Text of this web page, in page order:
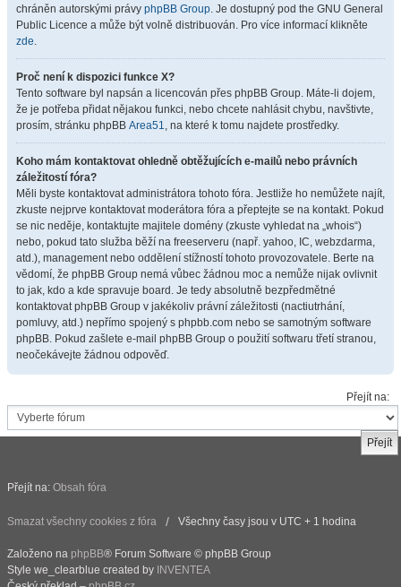
chráněn autorskými právy phpBB Group. Je dostupný pod the GNU General
Public Licence a může být volně distribuován. Pro více informací klikněte
zde.
Proč není k dispozici funkce X?
Tento software byl napsán a licencován přes phpBB Group. Máte-li dojem,
že je potřeba přidat nějakou funkci, nebo chcete nahlásit chybu, navštivte,
prosím, stránku phpBB Area51, na které k tomu najdete prostředky.
Koho mám kontaktovat ohledně obtěžujících e-mailů nebo právních
záležitostí fóra?
Měli byste kontaktovat administrátora tohoto fóra. Jestliže ho nemůžete najít,
zkuste nejprve kontaktovat moderátora fóra a přeptejte se na kontakt. Pokud
se nic neděje, kontaktujte majitele domény (zkuste vyhledat na „whois“)
nebo, pokud tato služba běží na freeserveru (např. yahoo, IC, webzdarma,
atd.), management nebo oddělení stížností tohoto provozovatele. Berte na
vědomí, že phpBB Group nemá vůbec žádnou moc a nemůže nijak ovlivnit
to jak, kdo a kde spravuje board. Je tedy absolutně bezpředmětné
kontaktovat phpBB Group v jakékoliv právní záležitosti (nactiutrhání,
pomluvy, atd.) nepřímo spojený s phpbb.com nebo se samotným software
phpBB. Pokud zašlete e-mail phpBB Group o použití softwaru třetí stranou,
neočekávejte žádnou odpověď.
Přejít na:
Přejít na: Obsah fóra
Smazat všechny cookies z fóra Všechny časy jsou v UTC + 1 hodina
Založeno na phpBB® Forum Software © phpBB Group
Style we_clearblue created by INVENTEA